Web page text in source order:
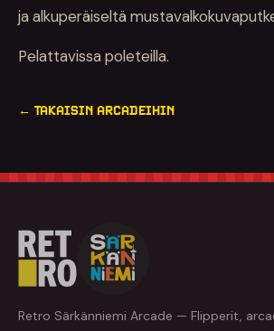
ja alkuperäiseltä
Pelattavissa poleteilla.
← TAKAISIN ARCADEIHIN
Retro Särkänniemi Arcade — Flipperit,